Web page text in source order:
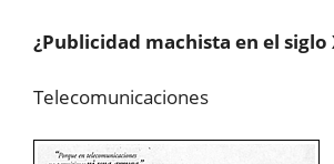
¿Publicidad machista en el siglo
Telecomunicaciones